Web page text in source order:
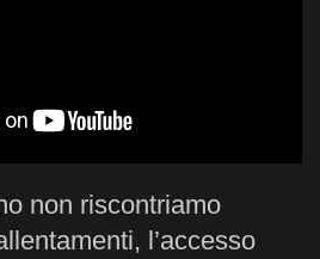
non riscontriamo
l’accesso